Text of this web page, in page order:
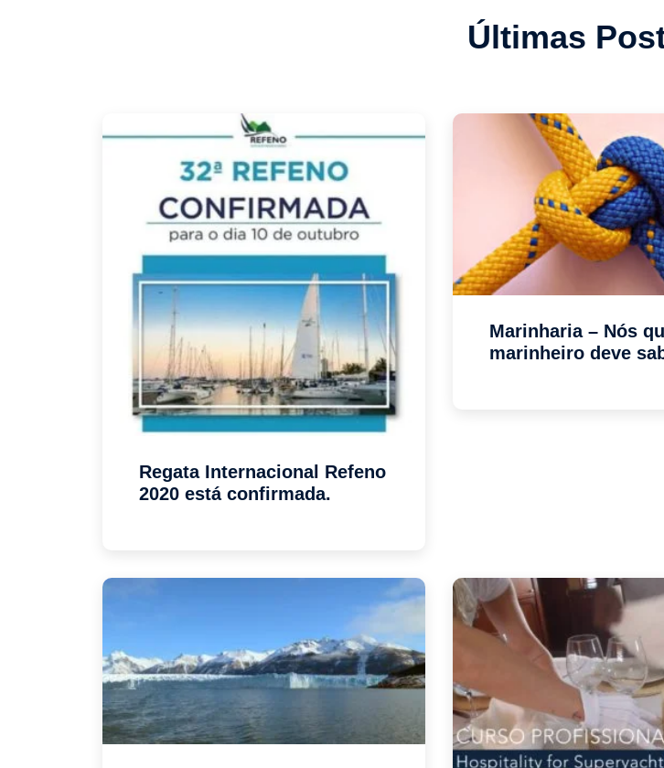
Últimas
Regata Internacional Refeno
2020 está confirmada.
Marinharia – Nós
marinheiro deve